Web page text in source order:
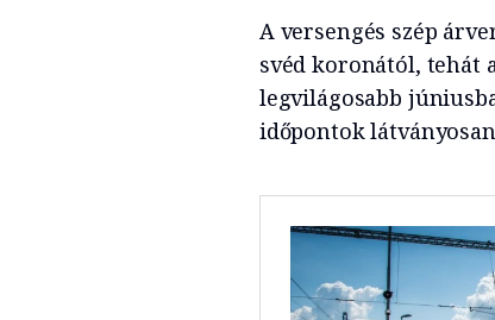
A versengés szép
svéd koronától, tehát
legvilágosabb
időpontok